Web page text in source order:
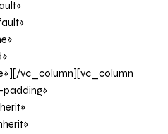
vc_column][vc_column